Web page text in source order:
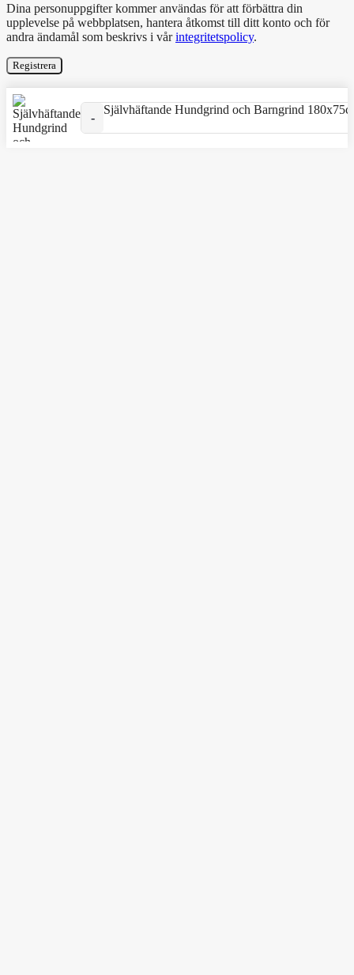
Dina personuppgifter kommer användas för att förbättra din
upplevelse på webbplatsen, hantera åtkomst till ditt konto och för
andra ändamål som beskrivs i vårintegritetspolicy.
Registrera
Självhäftande Hundgrind och Barngrind 180x75cm Svart
Självhäftande Hundgrind och Barngrind